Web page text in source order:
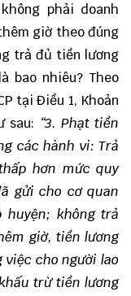
phải doanh
giờ theo đúng
trả đủ tiền lương
bao nhiêu? Theo
tại Điều 1, Khoản
sau: “3. Phạt tiền
các hành vi: Trả
hơn mức quy
gửi cho cơ quan
huyện; không trả
giờ, tiền lương
cho người lao
trừ tiền lương